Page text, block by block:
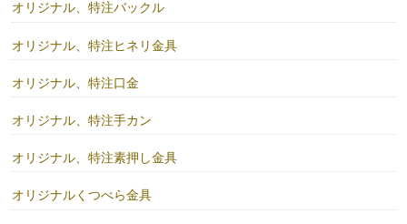
オリジナル、特注バックル
オリジナル、特注ヒネリ金具
オリジナル、特注口金
オリジナル、特注手カン
オリジナル、特注素押し金具
オリジナルくつべら金具